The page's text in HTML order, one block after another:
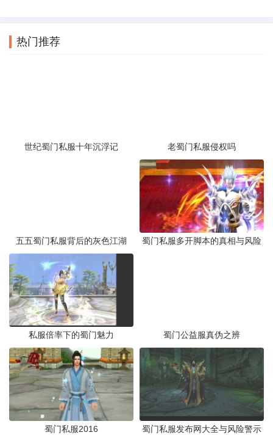
热门推荐
世纪蜀门私服十年沉浮记 老蜀门私服侵权吗
五五蜀门私服背后的灰色江湖 蜀门私服多开脚本的真相与风险
私服倍率下的蜀门魅力 蜀门公益服真伪之辨
蜀门私服2016 蜀门私服发布网大全与风险警示